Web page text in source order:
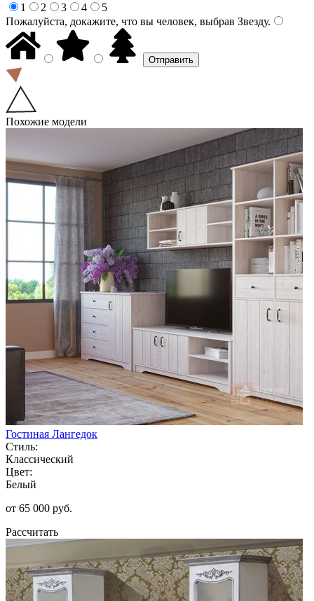
1
2 3 4
5
Пожалуйста, докажите, что вы человек, выбрав Звезду.
Похожие модели
Гостиная Лангедок
Стиль:
Классический
Цвет:
Белый
от 65 000 руб.
Рассчитать